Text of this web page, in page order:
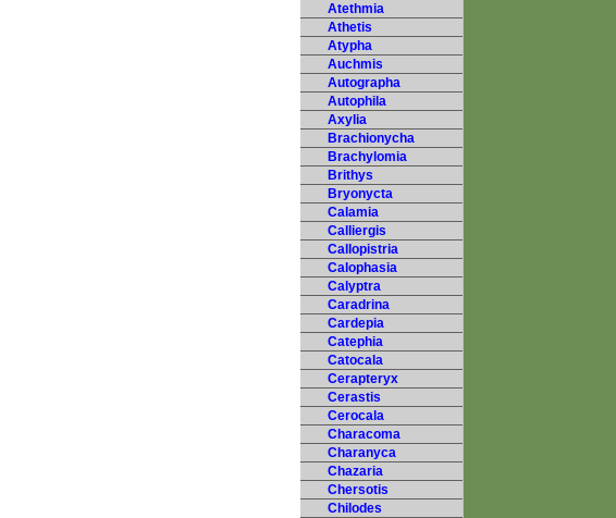
Atethmia
Athetis
Atypha
Auchmis
Autographa
Autophila
Axylia
Brachionycha
Brachylomia
Brithys
Bryonycta
Calamia
Calliergis
Callopistria
Calophasia
Calyptra
Caradrina
Cardepia
Catephia
Catocala
Cerapteryx
Cerastis
Cerocala
Characoma
Charanyca
Chazaria
Chersotis
Chilodes